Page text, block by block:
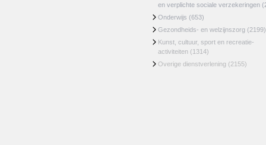
en verplichte sociale verzekeringen
Onderwijs (653)
Gezondheids- en welzijnszorg (2199)
Kunst, cultuur, sport en recreatie-
activiteiten (1314)
Overige dienstverlening (2155)